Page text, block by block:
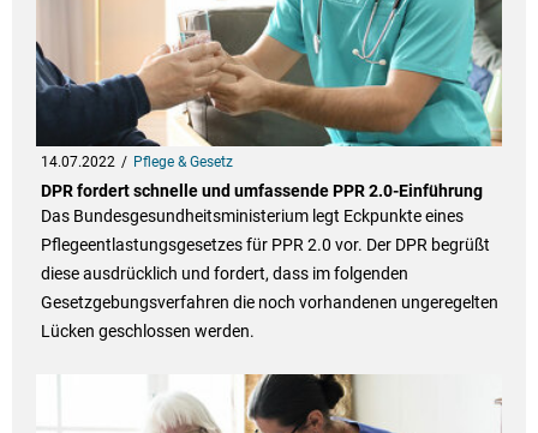
14.07.2022 Pflege & Gesetz
DPR fordert schnelle und umfassende PPR 2.0-Einführung
Das Bundesgesundheitsministerium legt Eckpunkte eines
Pflegeentlastungsgesetzes für PPR 2.0 vor. Der DPR begrüßt
diese ausdrücklich und fordert, dass im folgenden
Gesetzgebungsverfahren die noch vorhandenen ungeregelten
Lücken geschlossen werden.